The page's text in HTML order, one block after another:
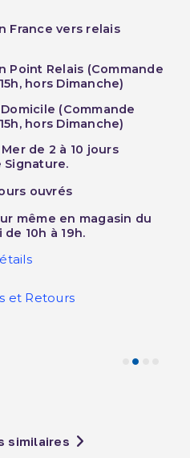
France vers relais
Point Relais (Commande
hors Dimanche)
(Commande
hors Dimanche)
de 2 à 10 jours
Signature.
ouvrés
même en magasin du
10h à 19h.
et Retours
similaires